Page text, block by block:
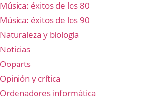
Música: éxitos de los 80
Música: éxitos de los 90
Naturaleza y biología
Noticias
Ooparts
Opinión y crítica
Ordenadores informática